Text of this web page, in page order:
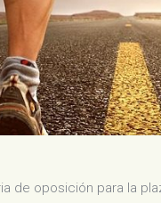
de oposición para la